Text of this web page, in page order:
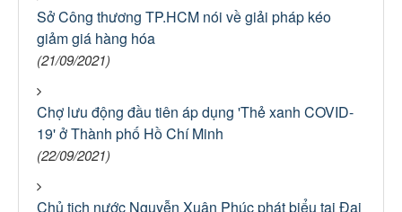
Sở Công thương TP.HCM nói về giải pháp kéo
giảm giá hàng hóa
(21/09/2021)
Chợ lưu động đầu tiên áp dụng 'Thẻ xanh COVID-
19' ở Thành phố Hồ Chí Minh
(22/09/2021)
Chủ tịch nước Nguyễn Xuân Phúc phát biểu tại Đại